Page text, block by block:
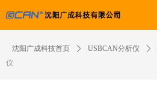
沈阳广成科技首页 ꄲ USBCAN分析仪 ꄲ
仪